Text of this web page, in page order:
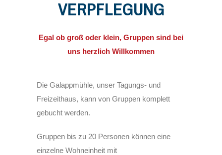
VERPFLEGUNG
Egal ob groß oder klein, Gruppen sind bei
uns herzlich Willkommen
Die Galappmühle, unser Tagungs- und
Freizeithaus, kann von Gruppen komplett
gebucht werden.
Gruppen bis zu 20 Personen können eine
einzelne Wohneinheit mit